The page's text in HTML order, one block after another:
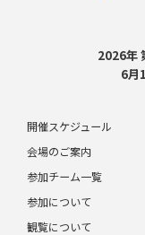
2026年
6月
開催スケジュール
会場のご案内
参加チーム一覧
参加について
観覧について